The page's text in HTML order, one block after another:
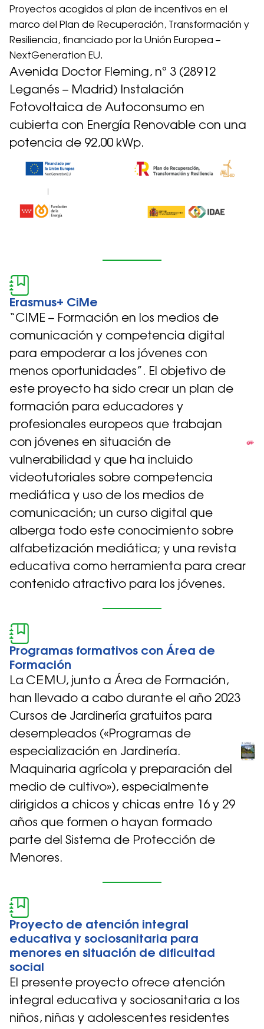
Proyectos acogidos al plan de incentivos en el
marco del Plan de Recuperación, Transformación y
Resiliencia, financiado por la Unión Europea –
NextGeneration EU.
Avenida Doctor Fleming, nº 3 (28912
Leganés – Madrid) Instalación
Fotovoltaica de Autoconsumo en
cubierta con Energía Renovable con una
potencia de 92,00 kWp.
Erasmus+ CiMe
“CIME – Formación en los medios de
comunicación y competencia digital
para empoderar a los jóvenes con
menos oportunidades”. El objetivo de
este proyecto ha sido crear un plan de
formación para educadores y
profesionales europeos que trabajan
con jóvenes en situación de
vulnerabilidad y que ha incluido
videotutoriales sobre competencia
mediática y uso de los medios de
comunicación; un curso digital que
alberga todo este conocimiento sobre
alfabetización mediática; y una revista
educativa como herramienta para crear
contenido atractivo para los jóvenes.
Programas formativos con Área de
Formación
La CEMU, junto a Área de Formación,
han llevado a cabo durante el año 2023
Cursos de Jardinería gratuitos para
desempleados («Programas de
especialización en Jardinería.
Maquinaria agrícola y preparación del
medio de cultivo»), especialmente
dirigidos a chicos y chicas entre 16 y 29
años que formen o hayan formado
parte del Sistema de Protección de
Menores.
Proyecto de atención integral
educativa y sociosanitaria para
menores en situación de dificultad
social
El presente proyecto ofrece atención
integral educativa y sociosanitaria a los
niños, niñas y adolescentes residentes